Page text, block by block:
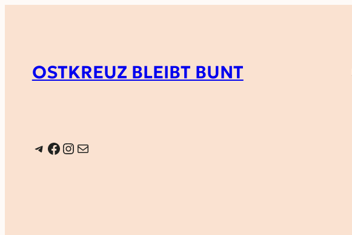
OSTKREUZ BLEIBT BUNT
Telegram
Facebook
Instagram
E-Mail